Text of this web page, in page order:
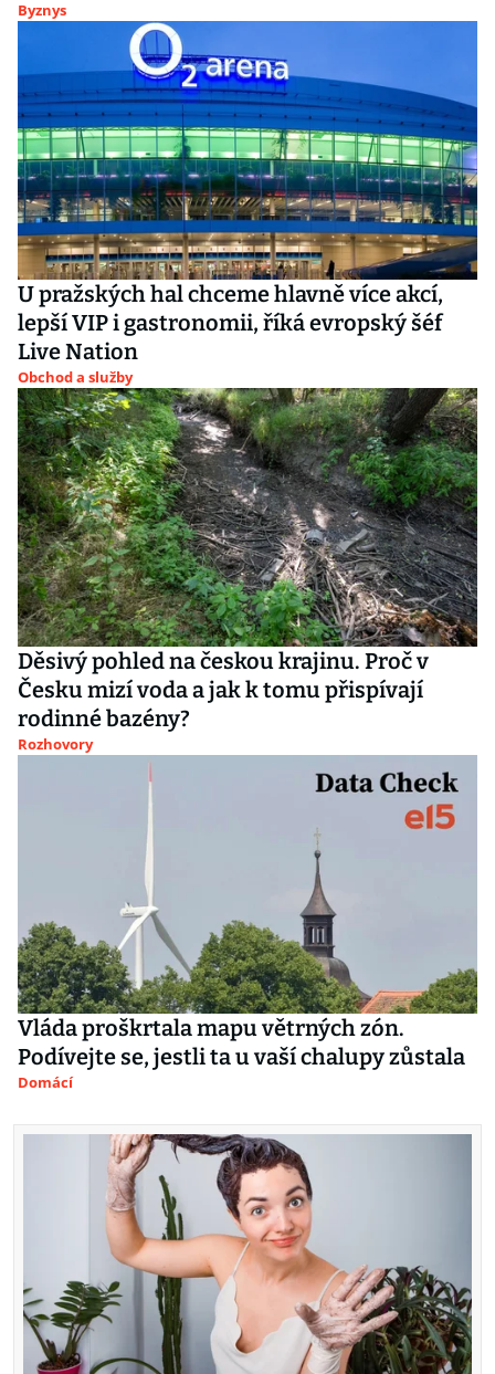
Byznys
U pražských hal chceme hlavně více akcí,
lepší VIP i gastronomii, říká evropský šéf
Live Nation
Obchod a služby
Děsivý pohled na českou krajinu. Proč v
Česku mizí voda a jak k tomu přispívají
rodinné bazény?
Rozhovory
Vláda proškrtala mapu větrných zón.
Podívejte se, jestli ta u vaší chalupy zůstala
Domácí